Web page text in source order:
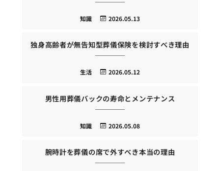
2026.05.13
知識
独身高齢者が無告知型葬儀保険を検討すべき理由
2026.05.12
生活
男性用葬儀バックの寿命とメンテナンス
2026.05.08
知識
腕時計を葬儀の席で外すべき本当の理由